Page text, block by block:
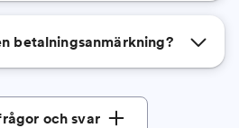
betalningsanmärkning?
och svar